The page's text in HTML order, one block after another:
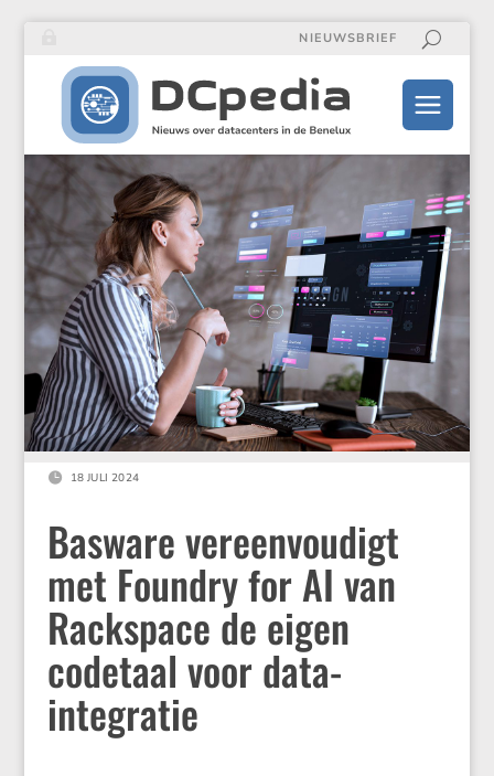
NIEUWSBRIEF
 18 JULI 2024
Basware vereenvoudigt
met Foundry for AI van
Rackspace de eigen
codetaal voor data-
integratie